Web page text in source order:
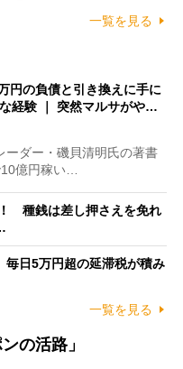
一覧を見る
円の負債と引き換えに手に
経験 ｜ 突然マルサがや…
ダー・磯貝清明氏の著書
億円稼い…
種銭は差し押さえを免れ
日5万円超の延滞税が積み
一覧を見る
の活路」